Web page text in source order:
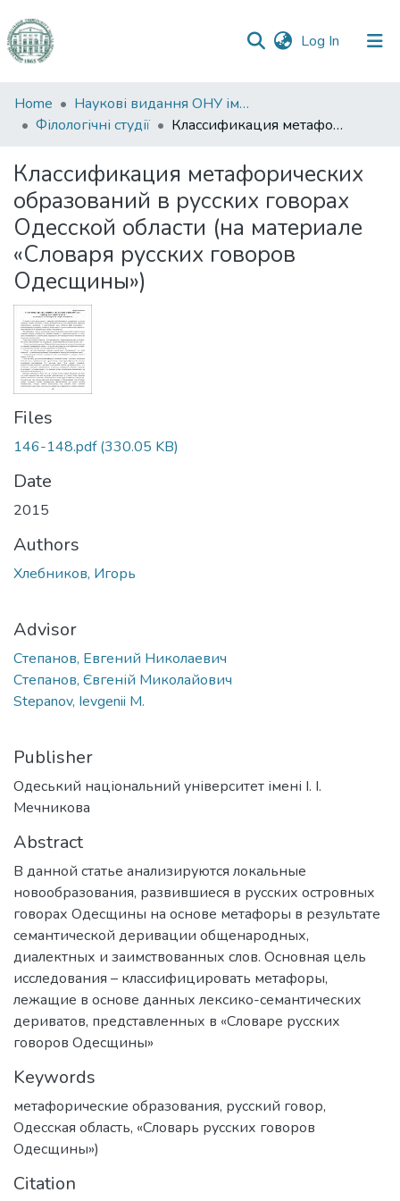
Log In (current)
Communities
&
All of DSpace
Statistics
Home
Наукові видання ОНУ імені І. І. Мечникова
Філологічні студії
Классификация метафорических образований в русских говорах Одесской области (на материале «Словаря русских говоров Одесщины»)
Классификация метафорических
образований в русских говорах
Одесской области (на материале
«Словаря русских говоров
Одесщины»)
Files
146-148.pdf(330.05 KB)
Date
2015
Authors
Хлебников, Игорь
Advisor
Степанов, Евгений Николаевич
Степанов, Євгеній Миколайович
Stepanov, Ievgenii M.
Publisher
Одеський національний університет імені І. І.
Мечникова
Abstract
В данной статье анализируются локальные
новообразования, развившиеся в русских островных
говорах Одесщины на основе метафоры в результате
семантической деривации общенародных,
диалектных и заимствованных слов. Основная цель
исследования – классифицировать метафоры,
лежащие в основе данных лексико-семантических
дериватов, представленных в «Словаре русских
говоров Одесщины»
Keywords
метафорические образования, русский говор,
Одесская область, «Словарь русских говоров
Одесщины»)
Citation